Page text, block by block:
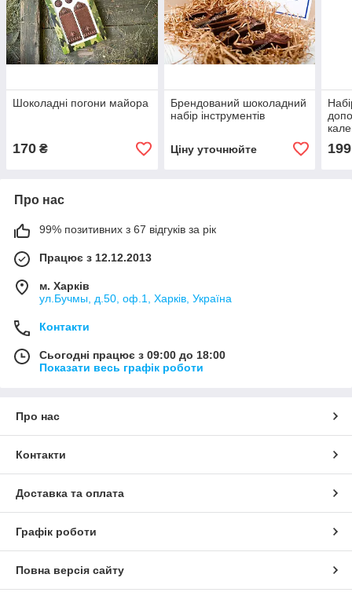
Шоколадні погони майора
170 ₴
Брендований шоколадний
набір інструментів
Ціну уточнюйте 199
Про нас
99% позитивних з 67 відгуків за рік
Працює з 12.12.2013
м. Харків
ул.Бучмы, д.50, оф.1, Харків, Україна
Контакти
Сьогодні працює з 09:00 до 18:00
Показати весь графік роботи
Про нас
Контакти
Доставка та оплата
Графік роботи
Повна версія сайту